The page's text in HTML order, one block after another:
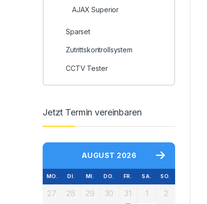
AJAX Superior
Sparset
Zutrittskontrollsystem
CCTV Tester
Jetzt Termin vereinbaren
AUGUST 2026
MO. DI. MI. DO. FR. SA. SO.
27 28 29 30 31 1
2